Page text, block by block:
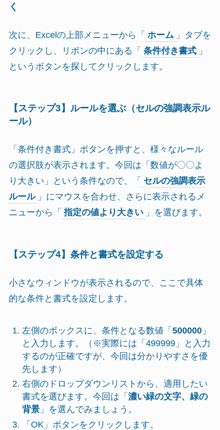
く
次に、Excelの上部メニューから「 ホーム 」タブを
クリックし、リボンの中にある「 条件付き書式 」
というボタンを探してクリックします。
【ステップ3】ルールを選ぶ（セルの強調表示ル
ール）
「条件付き書式」ボタンを押すと、様々なルール
の選択肢が表示されます。今回は「数値が〇〇よ
り大きい」という条件なので、「 セルの強調表示
ルール 」にマウスを合わせ、さらに表示されるメ
ニューから「 指定の値より大きい 」を選びます。
【ステップ4】条件と書式を設定する
小さなウィンドウが表示されるので、ここで具体
的な条件と書式を設定します。
左側のボックスに、条件となる数値「 500000」
と入力します。（※実際には「499999」と入力
するのが正確ですが、今回は分かりやすさを優
先します）
右側のドロップダウンリストから、適用したい
書式を選びます。今回は「 濃い緑の文字、緑の
背景」を選んでみましょう。
「OK」ボタンをクリックします。